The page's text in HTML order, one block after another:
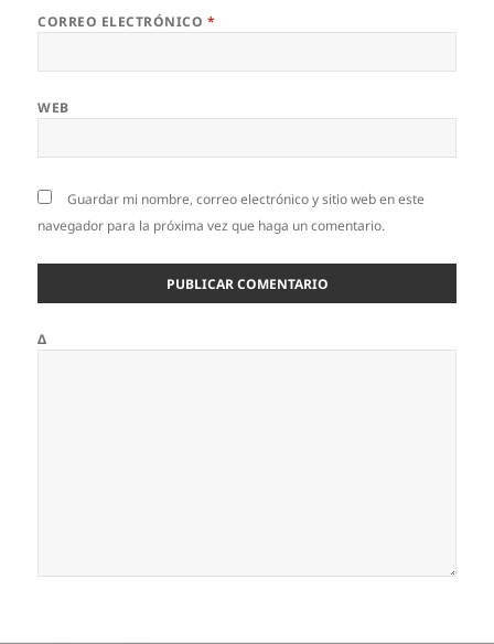
CORREO ELECTRÓNICO *
WEB
Guardar mi nombre, correo electrónico y sitio web en este
navegador para la próxima vez que haga un comentario.
Δ